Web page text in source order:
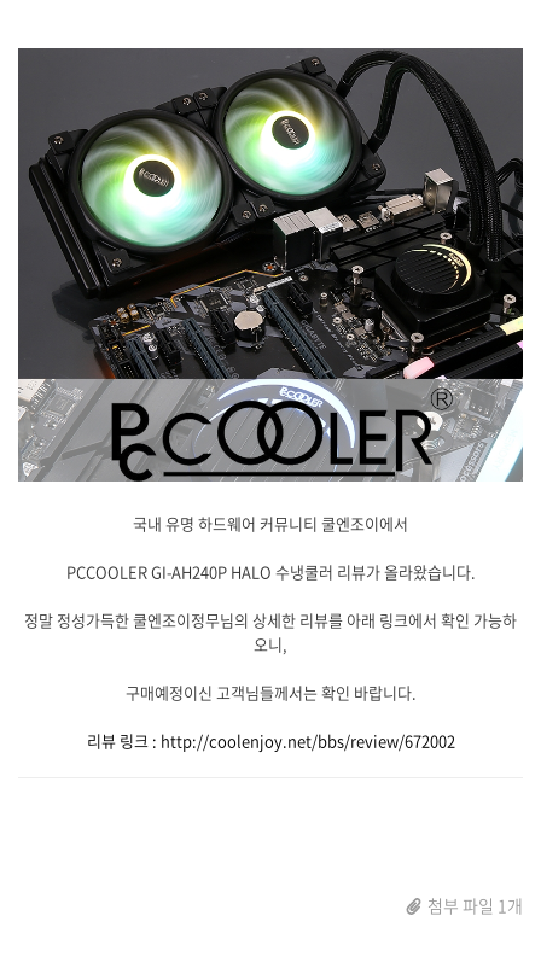
국내 유명 하드웨어 커뮤니티 쿨엔조이에서
PCCOOLER GI-AH240P HALO 수냉쿨러 리뷰가 올라왔습니다.
정말 정성가득한 쿨엔조이정무님의 상세한 리뷰를 아래 링크에서 확인 가능하
오니,
구매예정이신 고객님들께서는 확인 바랍니다.
리뷰 링크 : http://coolenjoy.net/bbs/review/672002
첨부 파일 1개